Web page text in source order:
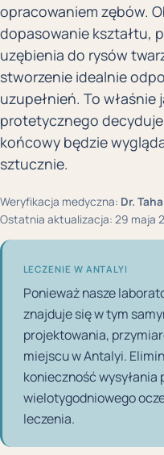
opracowaniem zębów.
dopasowanie kształtu,
uzębienia do rysów
stworzenie idealnie
uzupełnień. To
protetycznego
końcowy będzie
sztucznie.
Weryfikacja medyczna: Dr.
Ostatnia aktualizacja: 29 maja
LECZENIE W ANTALYI
Ponieważ nasze
znajduje się w tym
projektowania,
miejscu w Antalyi.
konieczność wysyłania
wielotygodniowego
leczenia.